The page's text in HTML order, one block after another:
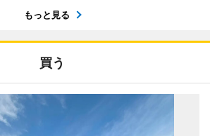
もっと見る
買う